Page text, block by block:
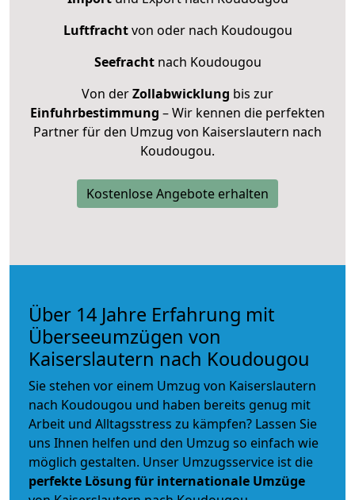
Luftfrachtvon oder nach Koudougou
Seefrachtnach Koudougou
Von derZollabwicklung bis zur
Einfuhrbestimmung – Wir kennen die perfekten
Partner für den Umzug von Kaiserslautern nach
Koudougou.
Kostenlose Angebote erhalten
Über 14 Jahre Erfahrung mit
Überseeumzügen von
Kaiserslautern nach Koudougou
Sie stehen vor einem Umzug von Kaiserslautern
nach Koudougou und haben bereits genug mit
Arbeit und Alltagsstress zu kämpfen? Lassen Sie
uns Ihnen helfen und den Umzug so einfach wie
möglich gestalten. Unser Umzugsservice ist die
perfekte Lösung für internationale Umzüge